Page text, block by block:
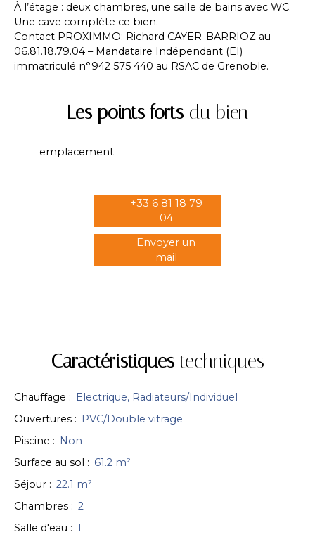
À l’étage : deux chambres, une salle de bains avec WC.
Une cave complète ce bien.
Contact PROXIMMO: Richard CAYER-BARRIOZ au
06.81.18.79.04 – Mandataire Indépendant (EI)
immatriculé n°942 575 440 au RSAC de Grenoble.
Les points forts du bien
emplacement
+33 6 81 18 79
04
Envoyer un
mail
Caractéristiquestechniques
Chauffage : Electrique, Radiateurs/Individuel
Ouvertures : PVC/Double vitrage
Piscine : Non
Surface au sol : 61.2 m²
Séjour : 22.1 m²
Chambres : 2
Salle d'eau : 1